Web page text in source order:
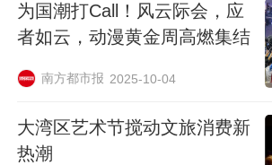
话时，为了领到心仪的周边
时间。
为国潮打Call！风云际会，应
者如云，动漫黄金周高燃集结
南方都市报 2025-10-04
大湾区艺术节搅动文旅消费新
热潮